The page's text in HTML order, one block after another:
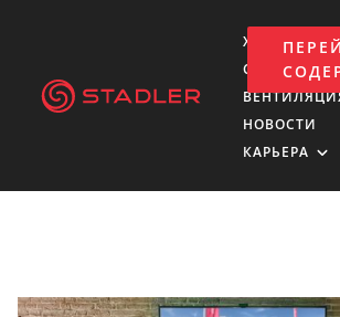
ХОЛДИНГ
НОВОСТИ
КАРЬЕРА